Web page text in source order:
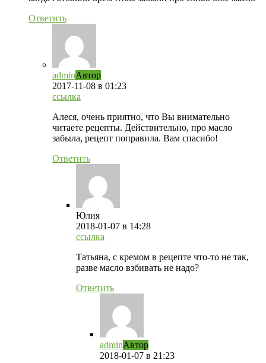
Ответить
adminАвтор
2017-11-08 в 01:23
ссылка
Алеся, очень приятно, что Вы внимательно
читаете рецепты. Действительно, про масло
забыла, рецепт поправила. Вам спасибо!
Ответить
Юлия
2018-01-07 в 14:28
ссылка
Татьяна, с кремом в рецепте что-то не так,
разве масло взбивать не надо?
Ответить
adminАвтор
2018-01-07 в 21:23